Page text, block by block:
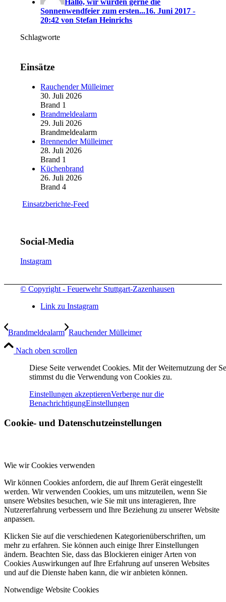
Hallo, wir würden gerne die
Sonnenwendfeier zum ersten...16. Juni 2017 -
20:42 von Stefan Heinrichs
Schlagworte
Einsätze
Rauchender Mülleimer
30. Juli 2026
Brand 1
Brandmeldealarm
29. Juli 2026
Brandmeldealarm
Brennender Mülleimer
28. Juli 2026
Brand 1
Küchenbrand
26. Juli 2026
Brand 4
Einsatzberichte-Feed
Social-Media
Instagram
© Copyright - Feuerwehr Stuttgart-Zazenhausen
Link zu Instagram
Brandmeldealarm Rauchender Mülleimer
Nach oben scrollen
Diese Seite verwendet Cookies. Mit der Weiternutzung der
stimmst du die Verwendung von Cookies zu.
Einstellungen akzeptierenVerberge nur die
BenachrichtigungEinstellungen
Cookie- und Datenschutzeinstellungen
Wie wir Cookies verwenden
Wir können Cookies anfordern, die auf Ihrem Gerät eingestellt
werden. Wir verwenden Cookies, um uns mitzuteilen, wenn Sie
unsere Websites besuchen, wie Sie mit uns interagieren, Ihre
Nutzererfahrung verbessern und Ihre Beziehung zu unserer Website
anpassen.
Klicken Sie auf die verschiedenen Kategorienüberschriften, um
mehr zu erfahren. Sie können auch einige Ihrer Einstellungen
ändern. Beachten Sie, dass das Blockieren einiger Arten von
Cookies Auswirkungen auf Ihre Erfahrung auf unseren Websites
und auf die Dienste haben kann, die wir anbieten können.
Notwendige Website Cookies